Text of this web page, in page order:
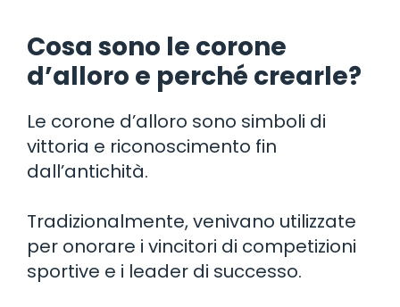
Cosa sono le corone
d’alloro e perché crearle?
Le corone d’alloro sono simboli di
vittoria e riconoscimento fin
dall’antichità.
Tradizionalmente, venivano utilizzate
per onorare i vincitori di competizioni
sportive e i leader di successo.